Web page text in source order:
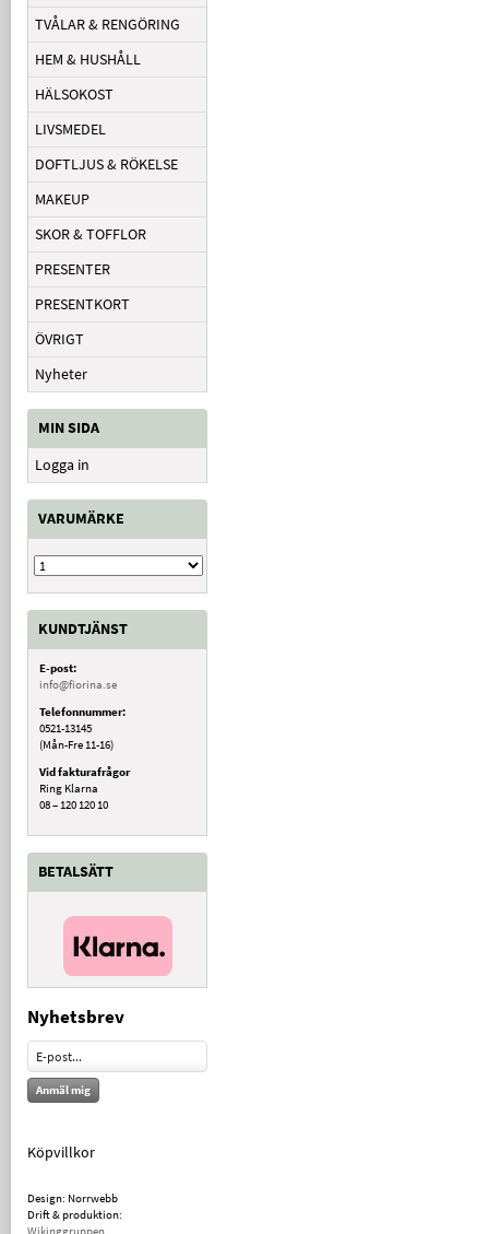
TVÅLAR & RENGÖRING
HEM & HUSHÅLL
HÄLSOKOST
LIVSMEDEL
DOFTLJUS & RÖKELSE
MAKEUP
SKOR & TOFFLOR
PRESENTER
PRESENTKORT
ÖVRIGT
Nyheter
MIN SIDA
Logga in
VARUMÄRKE
KUNDTJÄNST
E-post:
info@fiorina.se
Telefonnummer:
0521-13145
(Mån-Fre 11-16)
Vid fakturafrågor
Ring Klarna
08 – 120 120 10
BETALSÄTT
Nyhetsbrev
Anmäl mig
Köpvillkor
Design: Norrwebb
Drift & produktion:
Wikinggruppen